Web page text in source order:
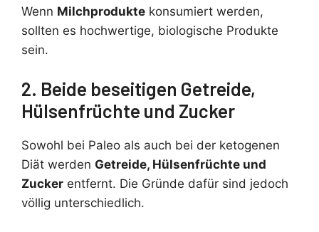
Wenn Milchprodukte konsumiert werden,
sollten es hochwertige, biologische Produkte
sein.
2. Beide beseitigen Getreide,
Hülsenfrüchte und Zucker
Sowohl bei Paleo als auch bei der ketogenen
Diät werden Getreide, Hülsenfrüchte und
Zucker entfernt. Die Gründe dafür sind jedoch
völlig unterschiedlich.